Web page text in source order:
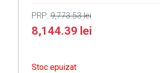
PRP:9,773.53lei
8,144.39 lei
Stoc epuizat